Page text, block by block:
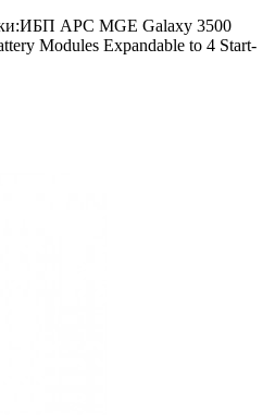
APC MGE Galaxy 3500
Modules Expandable to 4 Start-